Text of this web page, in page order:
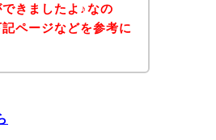
きましたよ♪なの
ページなどを参考に